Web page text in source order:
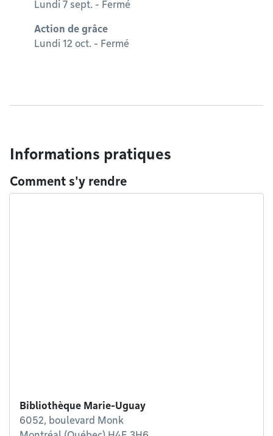
Lundi 7 sept. - Fermé
Action de grâce
Lundi 12 oct. - Fermé
Informations pratiques
Comment s'y rendre
Bibliothèque Marie-Uguay
6052, boulevard Monk